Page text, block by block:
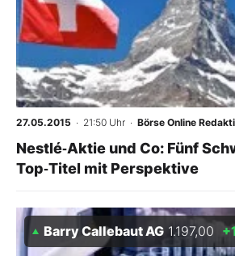
27.05.2015 · 21:50 Uhr · Börse Online
Nestlé‑Aktie und Co: Fünf
Top‑Titel mit Perspektive
Barry Callebaut AG 1.197,00